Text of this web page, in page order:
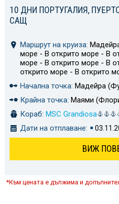
10 ДНИ ПОРТУГАЛИЯ,
САЩ
Маршрут на круиза:
море - В открито море - В
море - В открито море - В
открито море - В открито
Начална точка: Мадейра
Крайна точка: Маями
Кораб: MSC Grandiosa
Дати на отплаване:
ВИЖ
*Към цената е дължима и